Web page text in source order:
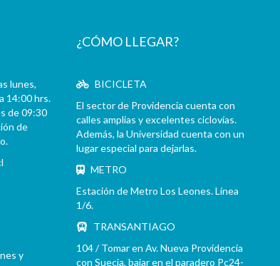
lunes,
14:00 hrs.
de 09:30
de
y
¿CÓMO LLEGAR?
BICICLETA
El sector de Providencia cuenta con
calles amplias y excelentes ciclovías.
Además, la Universidad cuenta con un
lugar especial para dejarlas.
METRO
Estación de Metro Los Leones. Línea
1/6.
TRANSANTIAGO
104 / Tomar en Av. Nueva Providencia
con Suecia, bajar en el paradero Pc24-